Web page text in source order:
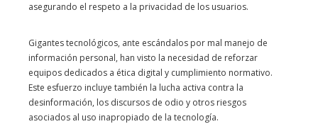
asegurando el respeto a la privacidad de los usuarios.
Gigantes tecnológicos, ante escándalos por mal manejo de
información personal, han visto la necesidad de reforzar
equipos dedicados a ética digital y cumplimiento normativo.
Este esfuerzo incluye también la lucha activa contra la
desinformación, los discursos de odio y otros riesgos
asociados al uso inapropiado de la tecnología.